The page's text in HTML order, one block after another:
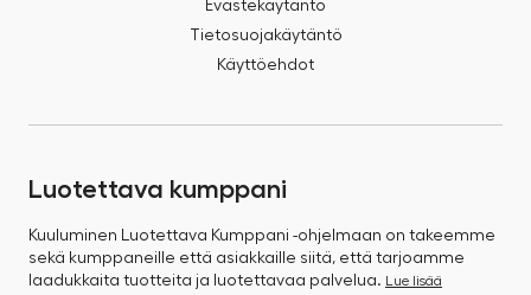
Evästekäytäntö
Tietosuojakäytäntö
Käyttöehdot
Luotettava kumppani
Kuuluminen Luotettava Kumppani -ohjelmaan on takeemme
sekä kumppaneille että asiakkaille siitä, että tarjoamme
laadukkaita tuotteita ja luotettavaa palvelua. Lue lisää